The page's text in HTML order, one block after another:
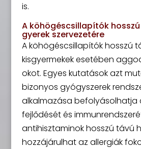
is.
A köhögéscsillapítók
gyerek szervezetére
A köhögéscsillapítók hosszú
kisgyermekek esetében
okot. Egyes kutatások azt
bizonyos gyógyszerek
alkalmazása befolyásolhatja
fejlődését és
antihisztaminok hosszú távú
hozzájárulhat az allergiák